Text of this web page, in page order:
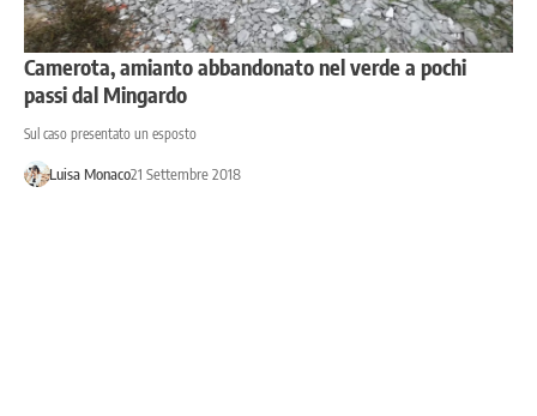
Camerota, amianto abbandonato nel verde a pochi
passi dal Mingardo
Sul caso presentato un esposto
Luisa Monaco21 Settembre 2018